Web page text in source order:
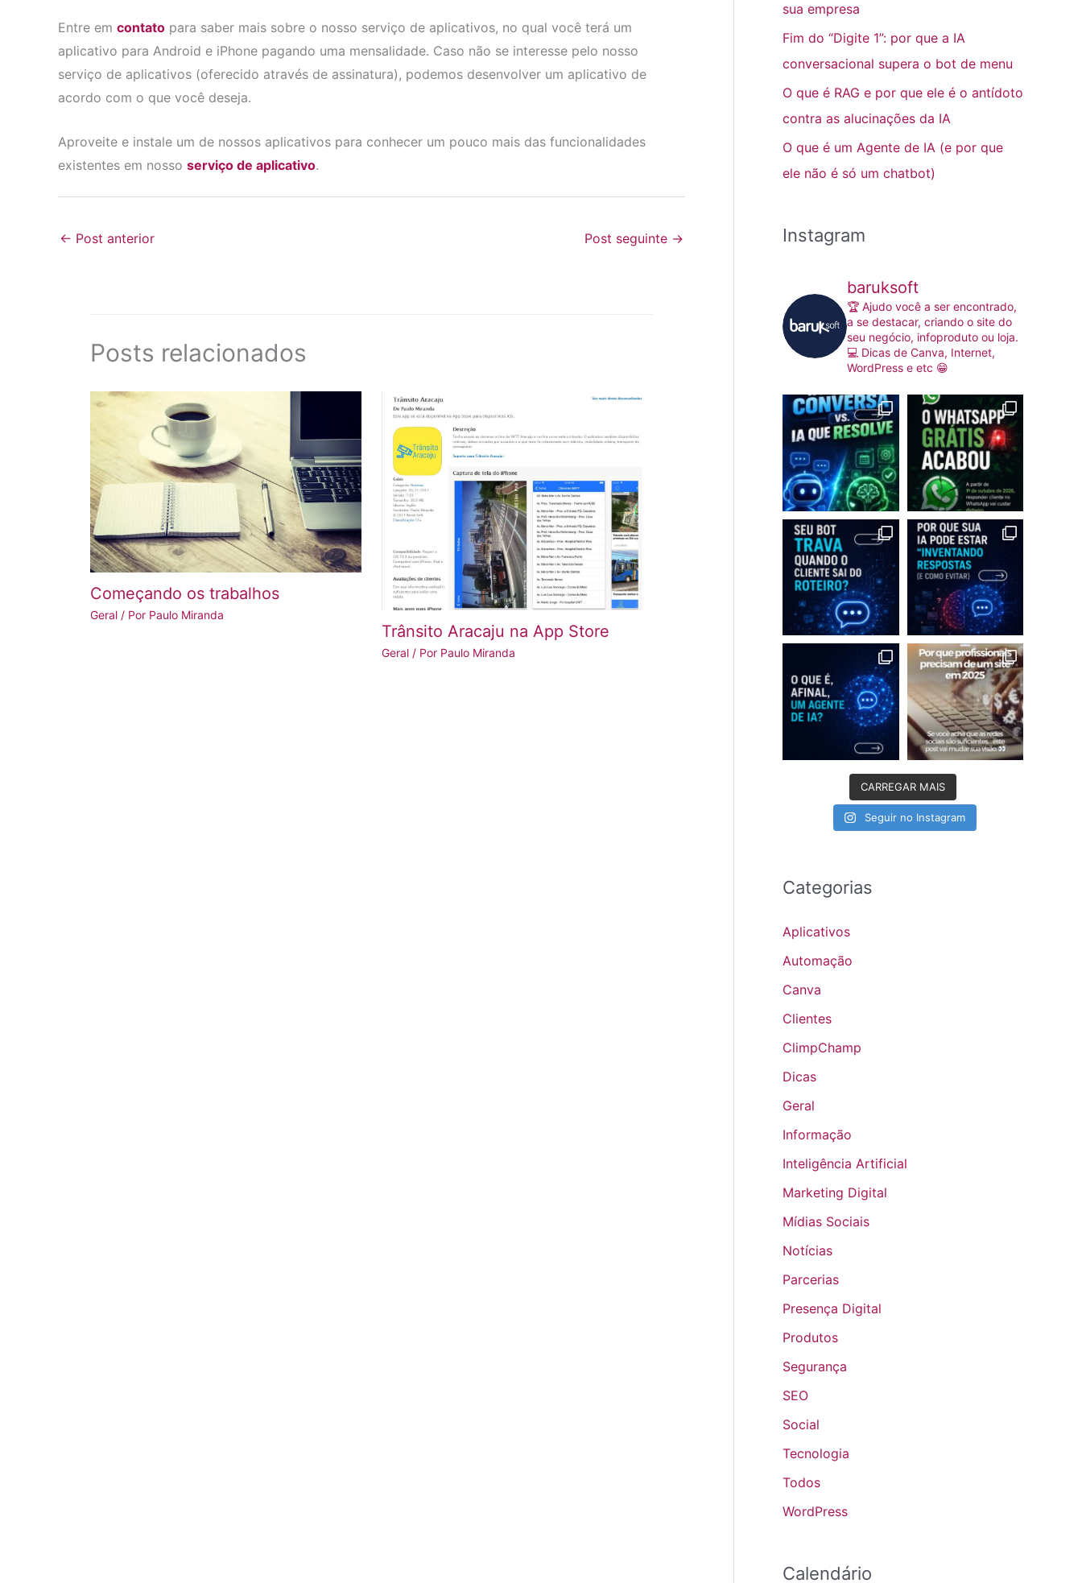
Entre em contato para saber mais sobre o nosso serviço de aplicativos, no qual você terá um
aplicativo para Android e iPhone pagando uma mensalidade. Caso não se interesse pelo nosso
serviço de aplicativos (oferecido através de assinatura), podemos desenvolver um aplicativo de
acordo com o que você deseja.
Aproveite e instale um de nossos aplicativos para conhecer um pouco mais das funcionalidades
existentes em nosso serviço de aplicativo.
← Post anterior Post seguinte →
Posts relacionados
Começando os trabalhos
Geral / Por Paulo Miranda
Trânsito Aracaju na App Store
Geral / Por Paulo Miranda
sua empresa
Fim do “Digite 1”: por que a IA
conversacional supera o bot de menu
O que é RAG e por que ele é o antídoto
contra as alucinações da IA
O que é um Agente de IA (e por que
ele não é só um chatbot)
Instagram
baruksoft
🏆 Ajudo você a ser encontrado,
a se destacar, criando o site do
seu negócio, infoproduto ou loja.
💻 Dicas de Canva, Internet,
WordPress e etc 😁
CARREGAR MAIS
Seguir no Instagram
Categorias
Aplicativos
Automação
Canva
Clientes
ClimpChamp
Dicas
Geral
Informação
Inteligência Artificial
Marketing Digital
Mídias Sociais
Notícias
Parcerias
Presença Digital
Produtos
Segurança
SEO
Social
Tecnologia
Todos
WordPress
Calendário